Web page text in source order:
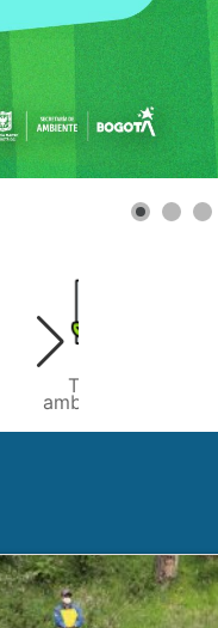
Temas
ambientales